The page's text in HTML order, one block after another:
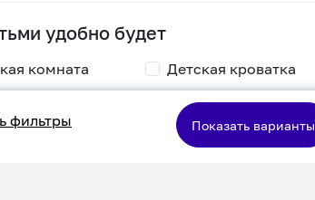
удобно будет
комната
Детская кроватка
Двухъярусная
кровать
фильтры Показать варианты